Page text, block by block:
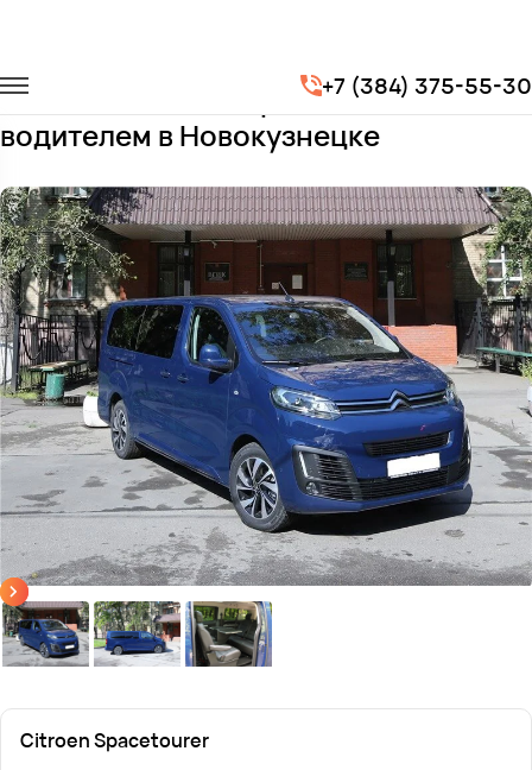
+7 (384) 375-55-30
Citroen Spacetourer
Заказать Citroen Spacetourer с
водителем в Новокузнецке
Citroen Spacetourer